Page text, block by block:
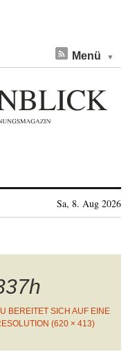
Menü
Sa, 8. Aug 2026
BEREITET SICH AUF EINE
(620 × 413)